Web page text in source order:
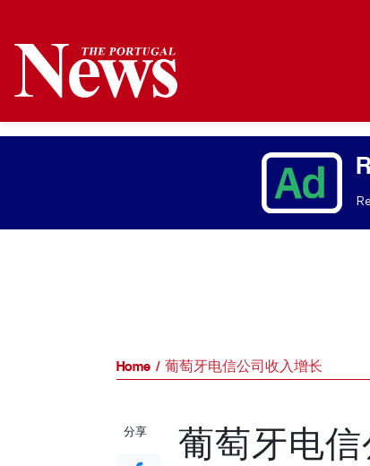
Home 葡萄牙电信公司收入增长
葡萄牙电
分享